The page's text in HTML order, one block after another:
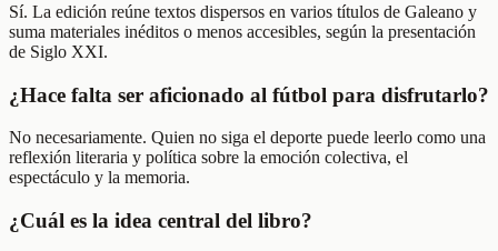
Sí. La edición reúne textos dispersos en varios títulos de Galeano y
suma materiales inéditos o menos accesibles, según la presentación
de Siglo XXI.
¿Hace falta ser aficionado al fútbol para disfrutarlo?
No necesariamente. Quien no siga el deporte puede leerlo como una
reflexión literaria y política sobre la emoción colectiva, el
espectáculo y la memoria.
¿Cuál es la idea central del libro?